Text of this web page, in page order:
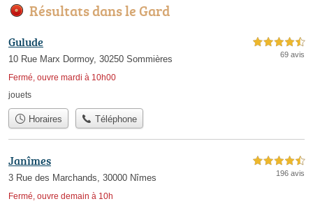
Résultats dans le Gard
Gulude
10 Rue Marx Dormoy, 30250 Sommières
Fermé, ouvre mardi à 10h00
4,5 étoiles sur 5
69 avis
jouets
Horaires Téléphone
Janîmes
3 Rue des Marchands, 30000 Nîmes
Fermé, ouvre demain à 10h
4,5 étoiles sur 5
196 avis